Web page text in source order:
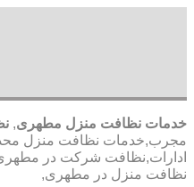
خدمات نظافت منزل مطهری,
مجرب,خدمات نظافت منزل
ادارات,نظافت شرکت در
نظافت منزل در مطهری,